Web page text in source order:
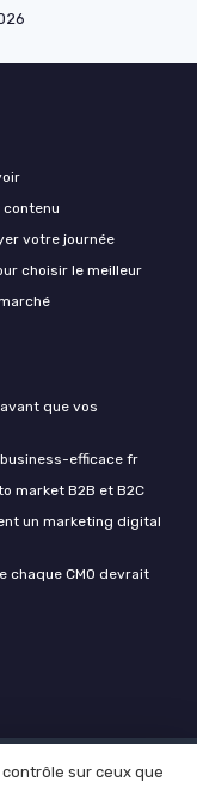
votre journée
choisir le meilleur
que vos
efficace fr
market B2B et B2C
un marketing digital
chaque CMO devrait
Grande
sur ceux que